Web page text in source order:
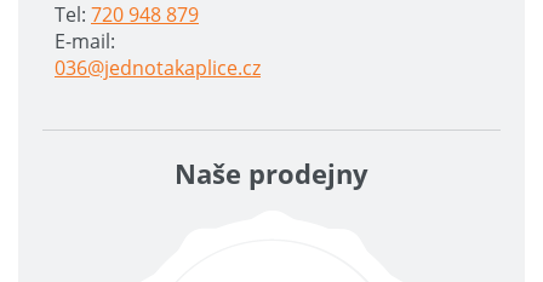
Tel: 720 948 879
E-mail:
036@jednotakaplice.cz
Naše prodejny